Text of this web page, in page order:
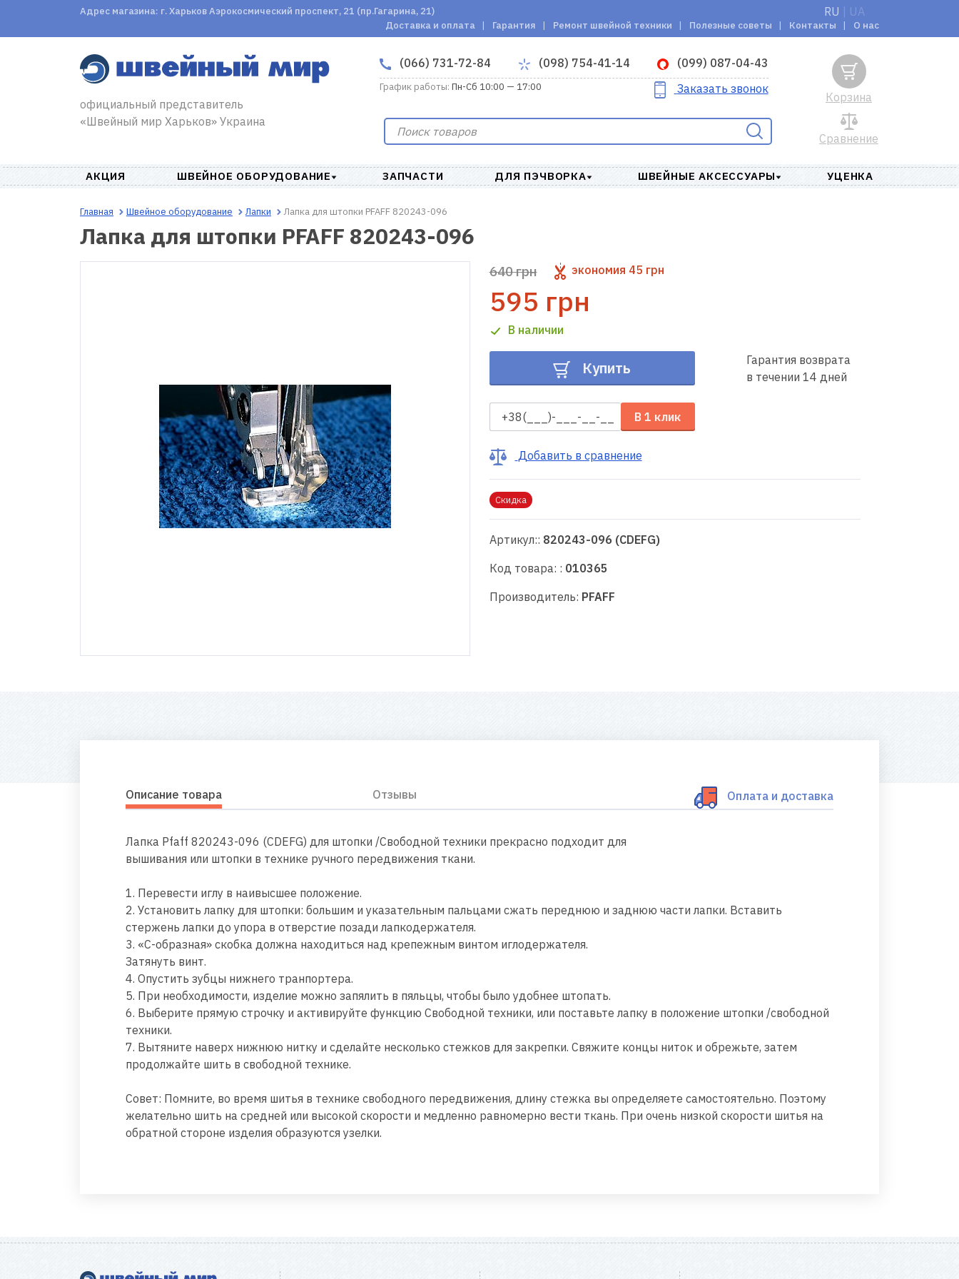
Адрес магазина: г. Харьков Аэрокосмический проспект, 21 (пр.Гагарина, 21) RU UA
Доставка и оплата Гарантия Ремонт швейной техники Полезные советы Контакты О нас
официальный представитель
«Швейный мир Харьков» Украина
(066) 731-72-84 (098) 754-41-14 (099) 087-04-43
График работы: Пн-Сб 10:00 — 17:00 Заказать звонок
Сравнение
Корзина
АКЦИЯ ШВЕЙНОЕ ОБОРУДОВАНИЕ ЗАПЧАСТИ ДЛЯ ПЭЧВОРКА ШВЕЙНЫЕ АКСЕССУАРЫ УЦЕНКА
Главная Швейное оборудование Лапки Лапка для штопки PFAFF 820243-096
Лапка для штопки PFAFF 820243-096
640 грн экономия 45 грн
595 грн
В наличии
Купить
В 1 клик
Гарантия возврата
в течении 14 дней
Добавить в сравнение
Скидка
Артикул:: 820243-096 (CDEFG)
Код товара: : 010365
Производитель: PFAFF
Описание товара Отзывы Оплата и доставка
Лапка Pfaff 820243-096 (CDEFG) для штопки /Свободной техники прекрасно подходит для
вышивания или штопки в технике ручного передвижения ткани.
1. Перевести иглу в наивысшее положение.
2. Установить лапку для штопки: большим и указательным пальцами сжать переднюю и заднюю части лапки. Вставить
стержень лапки до упора в отверстие позади лапкодержателя.
3. «C-образная» скобка должна находиться над крепежным винтом иглодержателя.
Затянуть винт.
4. Опустить зубцы нижнего транпортера.
5. При необходимости, изделие можно запялить в пяльцы, чтобы было удобнее штопать.
6. Выберите прямую строчку и активируйте функцию Свободной техники, или поставьте лапку в положение штопки /свободной
техники.
7. Вытяните наверх нижнюю нитку и сделайте несколько стежков для закрепки. Свяжите концы ниток и обрежьте, затем
продолжайте шить в свободной технике.
Совет: Помните, во время шитья в технике свободного передвижения, длину стежка вы определяете самостоятельно. Поэтому
желательно шить на средней или высокой скорости и медленно равномерно вести ткань. При очень низкой скорости шитья на
обратной стороне изделия образуются узелки.